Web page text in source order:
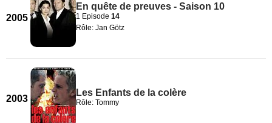
2005
En quête de preuves - Saison 10
1 Episode 14
Rôle: Jan Götz
2003
Les Enfants de la colère
Rôle: Tommy